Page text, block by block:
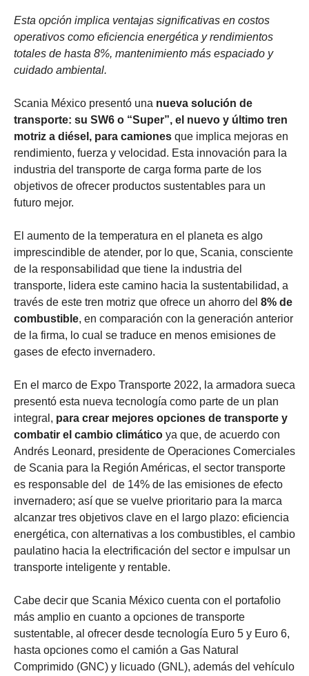
Esta opción implica ventajas significativas en costos
operativos como eficiencia energética y rendimientos
totales de hasta 8%, mantenimiento más espaciado y
cuidado ambiental.
Scania México presentó una nueva solución de
transporte: su SW6 o “Super”, el nuevo y último tren
motriz a diésel, para camiones que implica mejoras en
rendimiento, fuerza y velocidad. Esta innovación para la
industria del transporte de carga forma parte de los
objetivos de ofrecer productos sustentables para un
futuro mejor.
El aumento de la temperatura en el planeta es algo
imprescindible de atender, por lo que, Scania, consciente
de la responsabilidad que tiene la industria del
transporte, lidera este camino hacia la sustentabilidad, a
través de este tren motriz que ofrece un ahorro del 8% de
combustible, en comparación con la generación anterior
de la firma, lo cual se traduce en menos emisiones de
gases de efecto invernadero.
En el marco de Expo Transporte 2022, la armadora sueca
presentó esta nueva tecnología como parte de un plan
integral, para crear mejores opciones de transporte y
combatir el cambio climático ya que, de acuerdo con
Andrés Leonard, presidente de Operaciones Comerciales
de Scania para la Región Américas, el sector transporte
es responsable del de 14% de las emisiones de efecto
invernadero; así que se vuelve prioritario para la marca
alcanzar tres objetivos clave en el largo plazo: eficiencia
energética, con alternativas a los combustibles, el cambio
paulatino hacia la electrificación del sector e impulsar un
transporte inteligente y rentable.
Cabe decir que Scania México cuenta con el portafolio
más amplio en cuanto a opciones de transporte
sustentable, al ofrecer desde tecnología Euro 5 y Euro 6,
hasta opciones como el camión a Gas Natural
Comprimido (GNC) y licuado (GNL), además del vehículo